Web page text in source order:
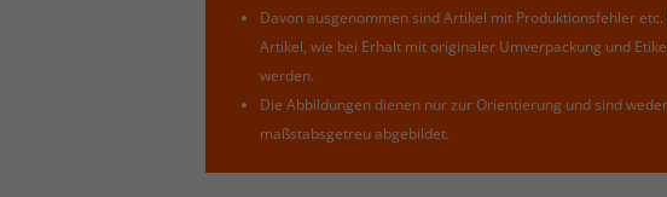
Davon ausgenommen sind Artikel mit Produktionsfehler etc.
Artikel, wie bei Erhalt mit originaler Umverpackung und
werden.
Die Abbildungen dienen nur zur Orientierung und sind
maßstabsgetreu abgebildet.